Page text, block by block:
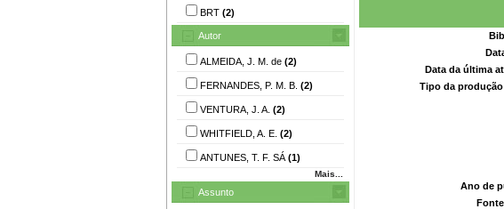
BRT (2)
Autor
ALMEIDA, J. M. de (2)
FERNANDES, P. M. B. (2)
VENTURA, J. A. (2)
WHITFIELD, A. E. (2)
ANTUNES, T. F. SÁ (1)
Mais...
Assunto
Data da última
Tipo da
Ano de